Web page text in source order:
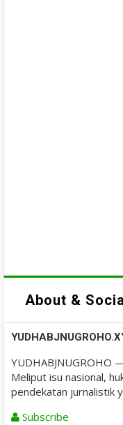
About & Social
YUDHABJNUGROHO
Meliput isu nasional,
pendekatan jurnalistik
Subscribe